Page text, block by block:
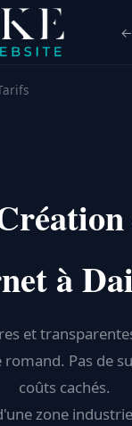
←
à
et
romand. Pas de
coûts cachés.
zone